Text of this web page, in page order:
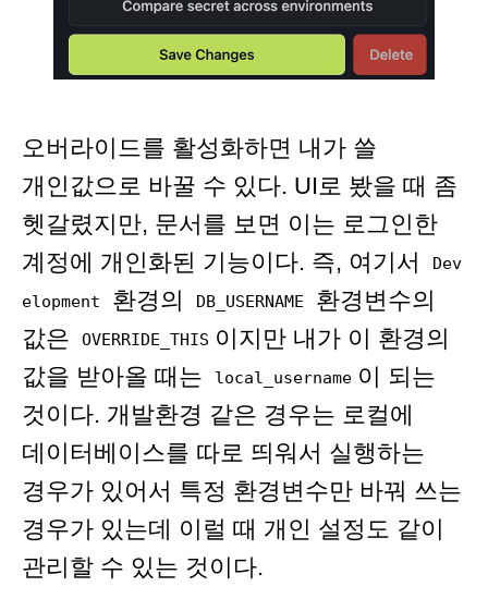
오버라이드를 활성화하면 내가 쓸
개인값으로 바꿀 수 있다. UI로 봤을 때 좀
헷갈렸지만, 문서를 보면 이는 로그인한
계정에 개인화된 기능이다. 즉, 여기서
Dev
elopment
환경의 DB_USERNAME
환경변수의
값은
OVERRIDE_THIS 이지만 내가 이 환경의
값을 받아올 때는
local_username 이 되는
것이다. 개발환경 같은 경우는 로컬에
데이터베이스를 따로 띄워서 실행하는
경우가 있어서 특정 환경변수만 바꿔 쓰는
경우가 있는데 이럴 때 개인 설정도 같이
관리할 수 있는 것이다.